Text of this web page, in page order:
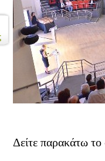
Δείτε παρακάτω το